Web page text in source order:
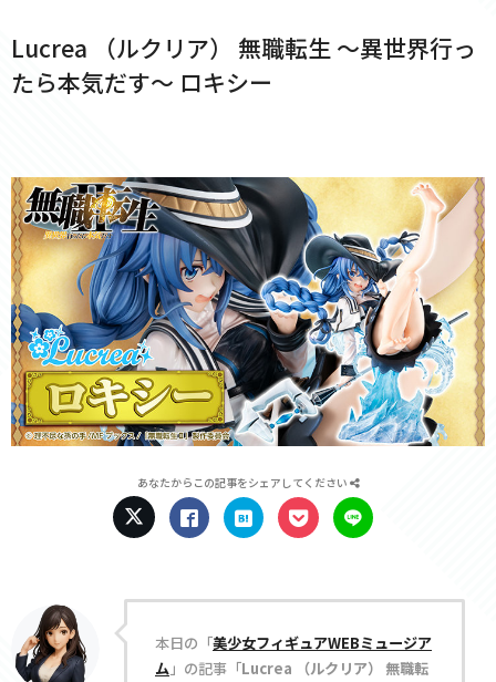
Lucrea （ルクリア） 無職転生 〜異世界行っ
たら本気だす〜 ロキシー
あなたからこの記事をシェアしてください
本日の「美少女フィギュアWEBミュージア
ム」の記事「Lucrea （ルクリア） 無職転